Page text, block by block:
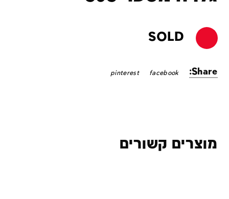
SOLD
Share:
facebook
pinterest
מוצרים קשורים